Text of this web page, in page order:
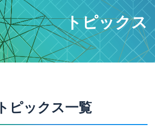
トピックス
トピックス一覧